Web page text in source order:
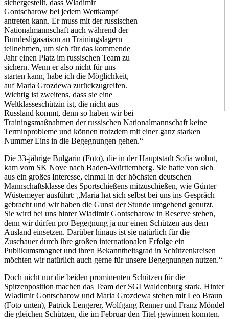
sichergestellt, dass Wladimir
Gontscharow bei jedem Wettkampf
antreten kann. Er muss mit der russischen
Nationalmannschaft auch während der
Bundesligasaison an Trainingslagern
teilnehmen, um sich für das kommende
Jahr einen Platz im russischen Team zu
sichern. Wenn er also nicht für uns
starten kann, habe ich die Möglichkeit,
auf Maria Grozdewa zurückzugreifen.
Wichtig ist zweitens, dass sie eine
Weltklasseschützin ist, die nicht aus
Russland kommt, denn so haben wir bei
Trainingsmaßnahmen der russischen Nationalmannschaft keine
Terminprobleme und können trotzdem mit einer ganz starken
Nummer Eins in die Begegnungen gehen.“
Die 33-jährige Bulgarin (Foto), die in der Hauptstadt Sofia wohnt,
kam vom SK Nove nach Baden-Württemberg. Sie hatte von sich
aus ein großes Interesse, einmal in der höchsten deutschen
Mannschaftsklasse des Sportschießens mitzuschießen, wie Günter
Wüstemeyer ausführt: „Maria hat sich selbst bei uns ins Gespräch
gebracht und wir haben die Gunst der Stunde umgehend genutzt.
Sie wird bei uns hinter Wladimir Gontscharow in Reserve stehen,
denn wir dürfen pro Begegnung ja nur einen Schützen aus dem
Ausland einsetzen. Darüber hinaus ist sie natürlich für die
Zuschauer durch ihre großen internationalen Erfolge ein
Publikumsmagnet und ihren Bekanntheitsgrad in Schützenkreisen
möchten wir natürlich auch gerne für unsere Begegnungen nutzen.“
Doch nicht nur die beiden prominenten Schützen für die
Spitzenposition machen das Team der SGI Waldenburg stark. Hinter
Wladimir Gontscharow und Maria Grozdewa stehen mit Leo Braun
(Foto unten), Patrick Lengerer, Wolfgang Renner und Franz Möndel
die gleichen Schützen, die im Februar den Titel gewinnen konnten.